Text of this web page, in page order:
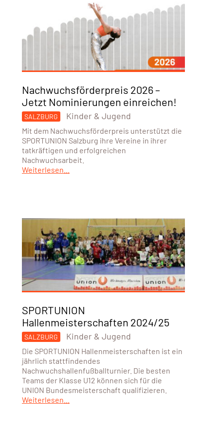
Nachwuchsförderpreis 2026 –
Jetzt Nominierungen einreichen!
SALZBURG Kinder & Jugend
Mit dem Nachwuchsförderpreis unterstützt die
SPORTUNION Salzburg ihre Vereine in ihrer
tatkräftigen und erfolgreichen
Nachwuchsarbeit.
Weiterlesen...
SPORTUNION
Hallenmeisterschaften 2024/25
SALZBURG Kinder & Jugend
Die SPORTUNION Hallenmeisterschaften ist ein
jährlich stattfindendes
Nachwuchshallenfußballturnier. Die besten
Teams der Klasse U12 können sich für die
UNION Bundesmeisterschaft qualifizieren.
Weiterlesen...